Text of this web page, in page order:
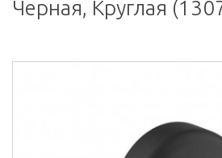
Черная, Круглая